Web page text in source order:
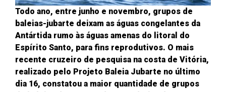
Todo ano, entre junho e novembro, grupos de
baleias-jubarte deixam as águas congelantes da
Antártida rumo às águas amenas do litoral do
Espírito Santo, para fins reprodutivos. O mais
recente cruzeiro de pesquisa na costa de Vitória,
realizado pelo Projeto Baleia Jubarte no último
dia 16, constatou a maior quantidade de grupos